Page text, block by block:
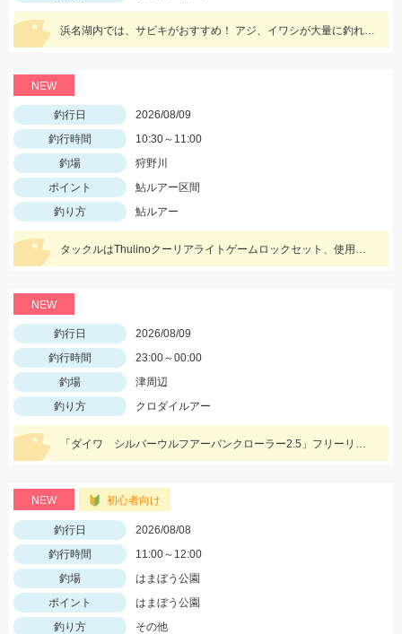
浜名湖内では、サビキがおすすめ！ アジ、イワシが大量に釣れてますよ。 豊川周辺では、ハゼが入れ喰い状態！ 渥美半島側では、マゴチ、ヒラメ、青物 などターゲットが多数回遊中！
NEW
釣行日
2026/08/09
釣行時間
10:30～11:00
釣場
狩野川
ポイント
鮎ルアー区間
釣り方
鮎ルアー
タックルはThulinoクーリアライトゲームロックセット、使用ルアーはアイマ祈晴(キハル)MD75F。20cm超え多くハリ飛ばされました。
NEW
釣行日
2026/08/09
釣行時間
23:00～00:00
釣場
津周辺
釣り方
クロダイルアー
「ダイワ シルバーウルフアーバンクローラー2.5」フリーリグでヒット！
NEW 初心者向け
釣行日
2026/08/08
釣行時間
11:00～12:00
釣場
はまぼう公園
ポイント
はまぼう公園
釣り方
その他